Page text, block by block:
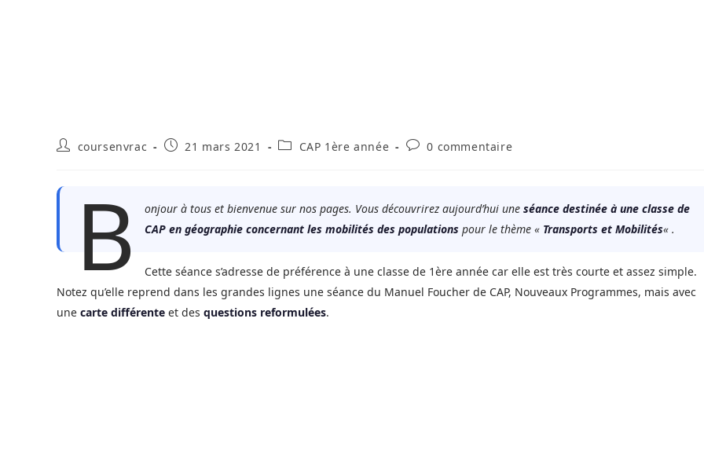
Auteur/autrice
publication :
coursenvrac
Publication
21 mars 2021
PostCAP 1ère année
Commentaires
0 commentaire
B onjour à tous et bienvenue sur nos pages. Vous découvrirez aujourd’hui une séance destinée à une classe de
CAP en géographie concernant les mobilités des populationspour le thème « Transports et Mobilités« .
Cette séance s’adresse de préférence à une classe de 1ère année car elle est très courte et assez simple.
Notez qu’elle reprend dans les grandes lignes une séance du Manuel Foucher de CAP, Nouveaux Programmes, mais avec
une carte différente et des questions reformulées.